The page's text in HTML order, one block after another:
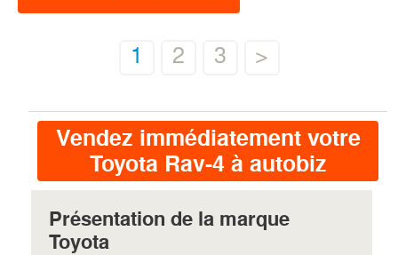
1 2 3 >
Vendez immédiatement votre
Toyota Rav-4 à autobiz
Présentation de la marque
Toyota